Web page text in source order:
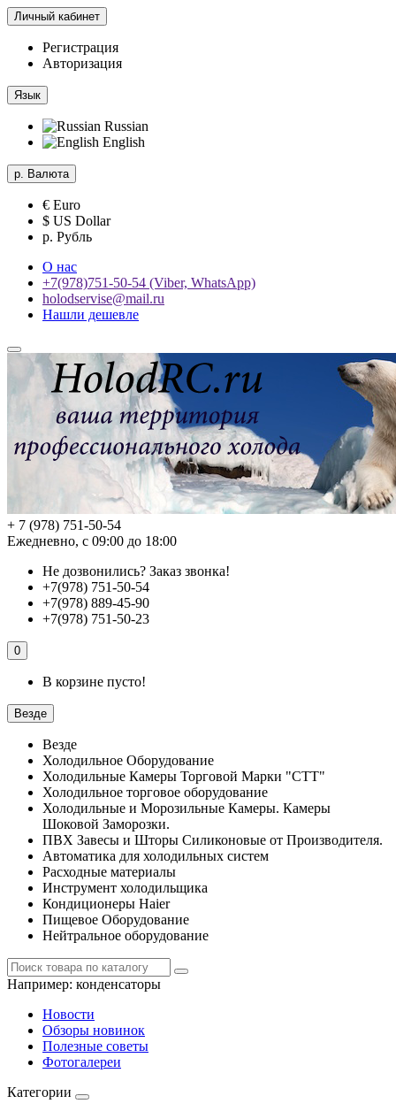
Личный кабинет
Регистрация
Авторизация
Язык
Russian
English
р. Валюта
€ Euro
$ US Dollar
р. Рубль
О нас
+7(978)751-50-54 (Viber, WhatsApp)
holodservise@mail.ru
Нашли дешевле
+ 7 (978) 751-50-54
Ежедневно, с 09:00 до 18:00
Не дозвонились? Заказ звонка!
+7(978) 751-50-54
+7(978) 889-45-90
+7(978) 751-50-23
0
В корзине пусто!
Везде
Везде
Холодильное Оборудование
Холодильные Камеры Торговой Марки "СТТ"
Холодильное торговое оборудование
Холодильные и Морозильные Камеры. Камеры
Шоковой Заморозки.
ПВХ Завесы и Шторы Силиконовые от Производителя.
Автоматика для холодильных систем
Расходные материалы
Инструмент холодильщика
Кондиционеры Haier
Пищевое Оборудование
Нейтральное оборудование
Например: конденсаторы
Новости
Обзоры новинок
Полезные советы
Фотогалереи
Категории